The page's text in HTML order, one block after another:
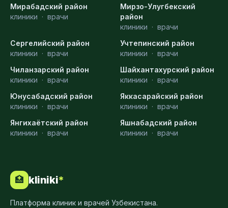
Мирабадский район
клиники · врачи
Мирзо-Улугбекский
район
клиники · врачи
Сергелийский район
клиники · врачи
Учтепинский район
клиники · врачи
Чиланзарский район
клиники · врачи
Шайхантахурский район
клиники · врачи
Юнусабадский район
клиники · врачи
Яккасарайский район
клиники · врачи
Янгихаётский район
клиники · врачи
Яшнабадский район
клиники · врачи
🏥 kliniki*
Платформа клиник и врачей Узбекистана.